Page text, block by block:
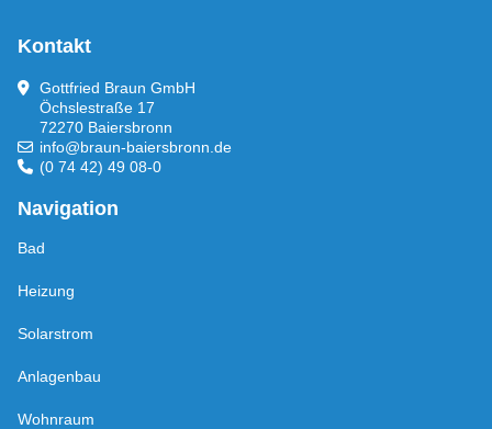
Kontakt
Gottfried Braun GmbH
Öchslestraße 17
72270 Baiersbronn
info@braun-baiersbronn.de
(0 74 42) 49 08-0
Navigation
Bad
Heizung
Solarstrom
Anlagenbau
Wohnraum